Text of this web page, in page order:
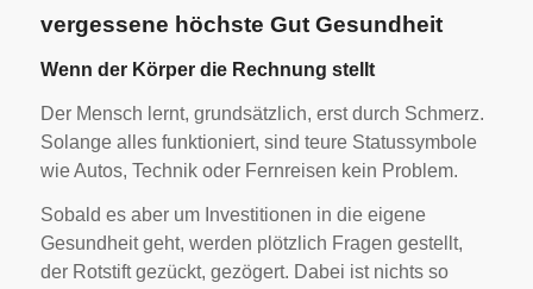
vergessene höchste Gut Gesundheit
Wenn der Körper die Rechnung stellt
Der Mensch lernt, grundsätzlich, erst durch Schmerz.
Solange alles funktioniert, sind teure Statussymbole
wie Autos, Technik oder Fernreisen kein Problem.
Sobald es aber um Investitionen in die eigene
Gesundheit geht, werden plötzlich Fragen gestellt,
der Rotstift gezückt, gezögert. Dabei ist nichts so